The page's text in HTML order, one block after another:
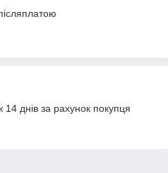
днів за рахунок покупця